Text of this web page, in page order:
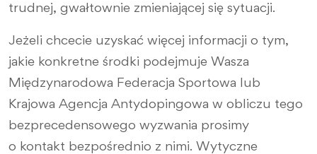
trudnej, gwałtownie zmieniającej się sytuacji.
Jeżeli chcecie uzyskać więcej informacji o tym,
jakie konkretne środki podejmuje Wasza
Międzynarodowa Federacja Sportowa lub
Krajowa Agencja Antydopingowa w obliczu tego
bezprecedensowego wyzwania prosimy
o kontakt bezpośrednio z nimi. Wytyczne